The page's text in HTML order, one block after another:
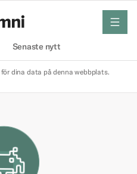
Senaste nytt
meny
dina data på denna webbplats.